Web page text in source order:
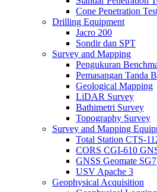
Cone Penetration
Drilling Equipment
Jacro 200
Sondir dan SPT
Survey and Mapping
Pengukuran
Pemasangan Tanda
Geological Mapping
LiDAR Survey
Bathimetri Survey
Topography Survey
Survey and Mapping
Total Station CTS-
CORS CGI-610
GNSS Geomate SG7
USV Apache 3
Geophysical Acquisition